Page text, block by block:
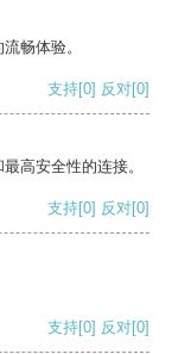
畅体验。
支持[0] 反对[0]
高安全性的连接。
支持[0] 反对[0]
支持[0] 反对[0]